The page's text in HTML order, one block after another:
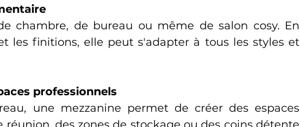
chambre, de bureau ou même de salon cosy. En
les finitions, elle peut s'adapter à tous les styles et
professionnels
une mezzanine permet de créer des espaces